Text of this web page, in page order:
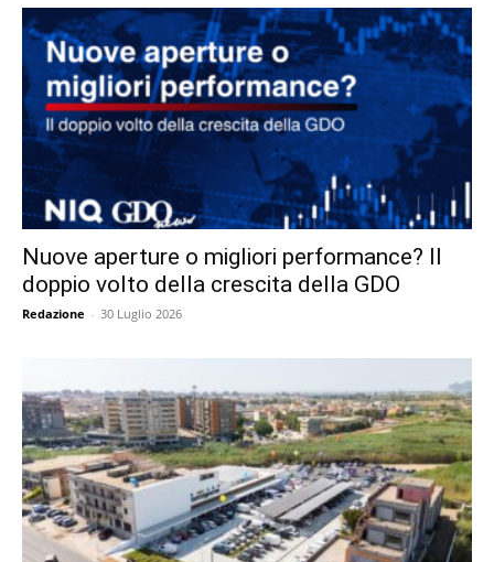
Nuove aperture o migliori performance? Il
doppio volto della crescita della GDO
Redazione - 30 Luglio 2026